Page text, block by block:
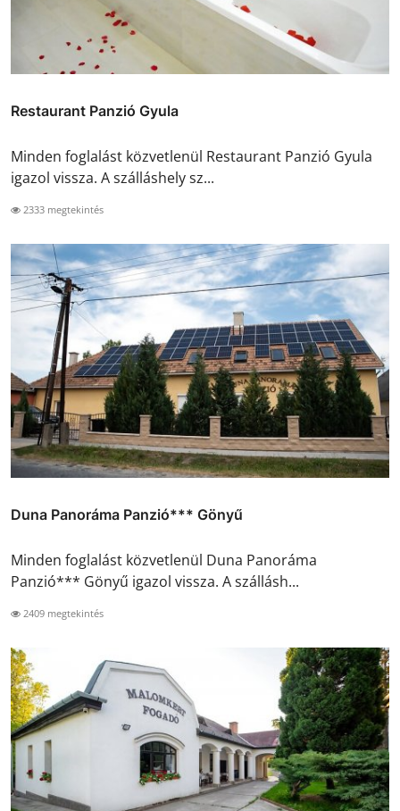
Restaurant Panzió Gyula
Minden foglalást közvetlenül Restaurant Panzió Gyula
igazol vissza. A szálláshely sz...
2333 megtekintés
Duna Panoráma Panzió*** Gönyű
Minden foglalást közvetlenül Duna Panoráma
Panzió*** Gönyű igazol vissza. A szállásh...
2409 megtekintés